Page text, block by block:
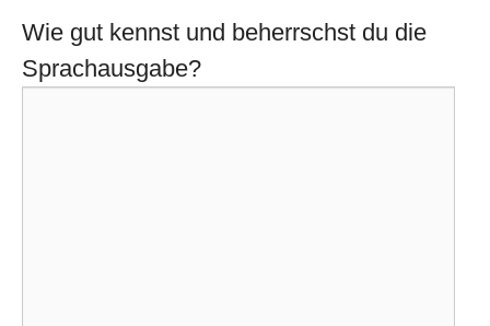
Wie gut kennst und beherrschst du die
Sprachausgabe?